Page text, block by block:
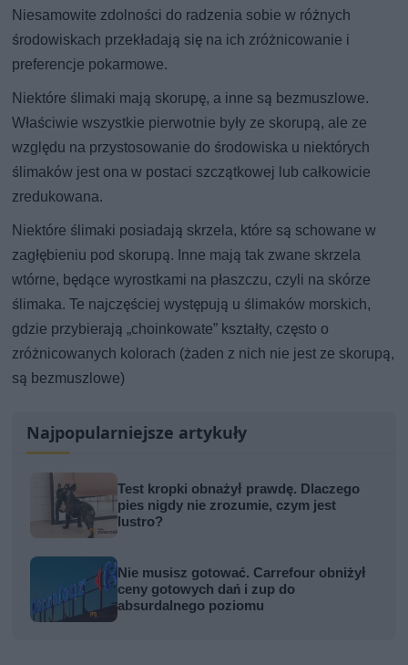
Niesamowite zdolności do radzenia sobie w różnych
środowiskach przekładają się na ich zróżnicowanie i
preferencje pokarmowe.
Niektóre ślimaki mają skorupę, a inne są bezmuszlowe.
Właściwie wszystkie pierwotnie były ze skorupą, ale ze
względu na przystosowanie do środowiska u niektórych
ślimaków jest ona w postaci szczątkowej lub całkowicie
zredukowana.
Niektóre ślimaki posiadają skrzela, które są schowane w
zagłębieniu pod skorupą. Inne mają tak zwane skrzela
wtórne, będące wyrostkami na płaszczu, czyli na skórze
ślimaka. Te najczęściej występują u ślimaków morskich,
gdzie przybierają „choinkowate” kształty, często o
zróżnicowanych kolorach (żaden z nich nie jest ze skorupą,
są bezmuszlowe)
Najpopularniejsze artykuły
Test kropki obnażył prawdę. Dlaczego
pies nigdy nie zrozumie, czym jest
lustro?
Nie musisz gotować. Carrefour obniżył
ceny gotowych dań i zup do
absurdalnego poziomu